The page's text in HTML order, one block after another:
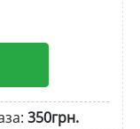
350грн.